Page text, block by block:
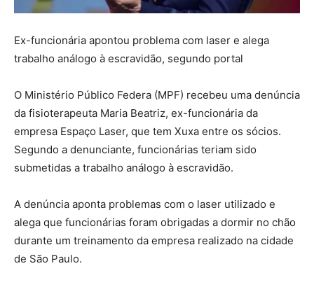
Ex-funcionária apontou problema com laser e alega
trabalho análogo à escravidão, segundo portal
O Ministério Público Federa (MPF) recebeu uma denúncia
da fisioterapeuta Maria Beatriz, ex-funcionária da
empresa Espaço Laser, que tem Xuxa entre os sócios.
Segundo a denunciante, funcionárias teriam sido
submetidas a trabalho análogo à escravidão.
A denúncia aponta problemas com o laser utilizado e
alega que funcionárias foram obrigadas a dormir no chão
durante um treinamento da empresa realizado na cidade
de São Paulo.